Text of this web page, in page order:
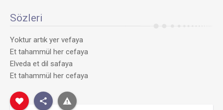
Sözleri
Yoktur artık yer vefaya
Et tahammül her cefaya
Elveda et dil safaya
Et tahammül her cefaya